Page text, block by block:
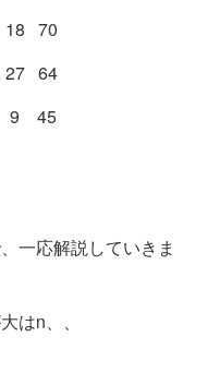
70
64
45
一応解説していきま
はn、、